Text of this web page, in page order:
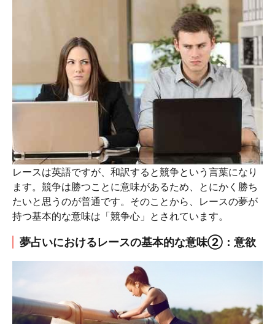
レースは英語ですが、和訳すると競争という言葉になり
ます。競争は勝つことに意味があるため、とにかく勝ち
たいと思うのが普通です。そのことから、レースの夢が
持つ基本的な意味は「競争心」とされています。
夢占いにおけるレースの基本的な意味②：意欲